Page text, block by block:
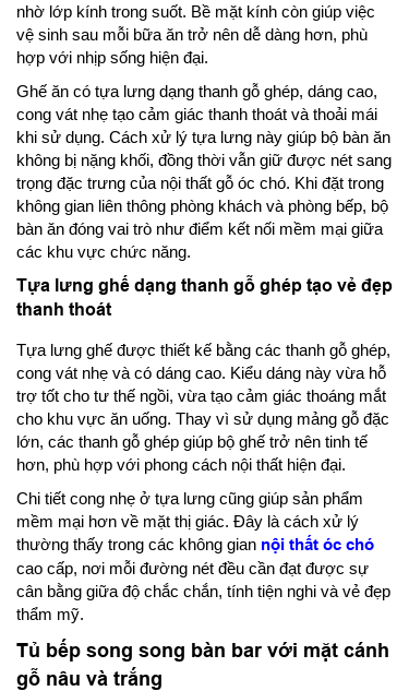
nhờ lớp kính trong suốt. Bề mặt kính còn giúp việc
vệ sinh sau mỗi bữa ăn trở nên dễ dàng hơn, phù
hợp với nhịp sống hiện đại.
Ghế ăn có tựa lưng dạng thanh gỗ ghép, dáng cao,
cong vát nhẹ tạo cảm giác thanh thoát và thoải mái
khi sử dụng. Cách xử lý tựa lưng này giúp bộ bàn ăn
không bị nặng khối, đồng thời vẫn giữ được nét sang
trọng đặc trưng của nội thất gỗ óc chó. Khi đặt trong
không gian liên thông phòng khách và phòng bếp, bộ
bàn ăn đóng vai trò như điểm kết nối mềm mại giữa
các khu vực chức năng.
Tựa lưng ghế dạng thanh gỗ ghép tạo vẻ đẹp
thanh thoát
Tựa lưng ghế được thiết kế bằng các thanh gỗ ghép,
cong vát nhẹ và có dáng cao. Kiểu dáng này vừa hỗ
trợ tốt cho tư thế ngồi, vừa tạo cảm giác thoáng mắt
cho khu vực ăn uống. Thay vì sử dụng mảng gỗ đặc
lớn, các thanh gỗ ghép giúp bộ ghế trở nên tinh tế
hơn, phù hợp với phong cách nội thất hiện đại.
Chi tiết cong nhẹ ở tựa lưng cũng giúp sản phẩm
mềm mại hơn về mặt thị giác. Đây là cách xử lý
thường thấy trong các không gian nội thất óc chó
cao cấp, nơi mỗi đường nét đều cần đạt được sự
cân bằng giữa độ chắc chắn, tính tiện nghi và vẻ đẹp
thẩm mỹ.
Tủ bếp song song bàn bar với mặt cánh
gỗ nâu và trắng